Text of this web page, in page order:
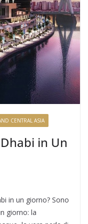
CENTRAL ASIA
in Un
in un giorno? Sono
giorno: la